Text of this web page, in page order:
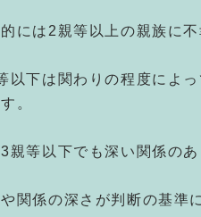
には2親等以上の親族に
以下は関わりの程度によ
。
親等以下でも深い関係の
関係の深さが判断の基準